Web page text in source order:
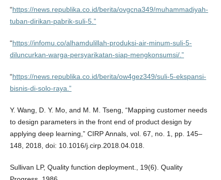
“https://news.republika.co.id/berita/ovgcna349/muhammadiyah-
tuban-dirikan-pabrik-suli-5.”
“https://infomu.co/alhamdulillah-produksi-air-minum-suli-5-
diluncurkan-warga-persyarikatan-siap-mengkonsumsi/.”
“https://news.republika.co.id/berita/ow4gez349/suli-5-ekspansi-
bisnis-di-solo-raya.”
Y. Wang, D. Y. Mo, and M. M. Tseng, “Mapping customer needs
to design parameters in the front end of product design by
applying deep learning,” CIRP Annals, vol. 67, no. 1, pp. 145–
148, 2018, doi: 10.1016/j.cirp.2018.04.018.
Sullivan LP, Quality function deployment., 19(6). Quality